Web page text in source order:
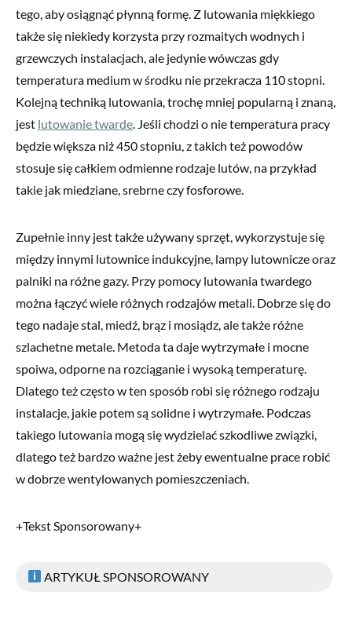
tego, aby osiągnąć płynną formę. Z lutowania miękkiego
także się niekiedy korzysta przy rozmaitych wodnych i
grzewczych instalacjach, ale jedynie wówczas gdy
temperatura medium w środku nie przekracza 110 stopni.
Kolejną techniką lutowania, trochę mniej popularną i znaną,
jest lutowanie twarde . Jeśli chodzi o nie temperatura pracy
będzie większa niż 450 stopniu, z takich też powodów
stosuje się całkiem odmienne rodzaje lutów, na przykład
takie jak miedziane, srebrne czy fosforowe.
Zupełnie inny jest także używany sprzęt, wykorzystuje się
między innymi lutownice indukcyjne, lampy lutownicze oraz
palniki na różne gazy. Przy pomocy lutowania twardego
można łączyć wiele różnych rodzajów metali. Dobrze się do
tego nadaje stal, miedź, brąz i mosiądz, ale także różne
szlachetne metale. Metoda ta daje wytrzymałe i mocne
spoiwa, odporne na rozciąganie i wysoką temperaturę.
Dlatego też często w ten sposób robi się różnego rodzaju
instalacje, jakie potem są solidne i wytrzymałe. Podczas
takiego lutowania mogą się wydzielać szkodliwe związki,
dlatego też bardzo ważne jest żeby ewentualne prace robić
w dobrze wentylowanych pomieszczeniach.
+Tekst Sponsorowany+
ARTYKUŁ SPONSOROWANY